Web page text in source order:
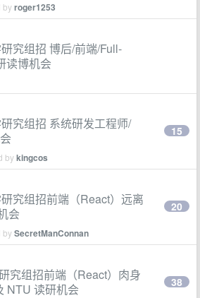
byroger1253
究组招 博后/前端/Full-
读博机会
究组招 系统研发工程师/
bykingcos
15
究组招前端（React）远离
会
bySecretManConnan
20
究组招前端（React）肉身
NTU 读研机会
38